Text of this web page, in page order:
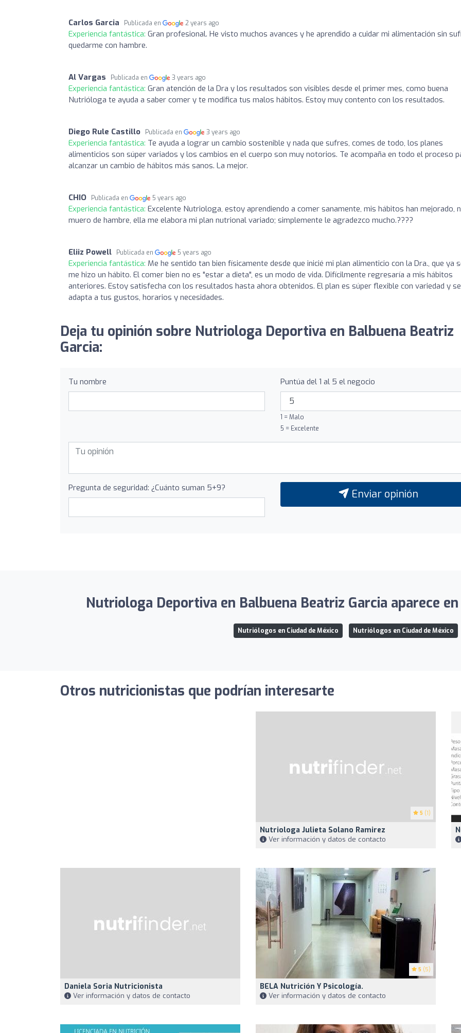
Carlos Garcia Publicada en 2 years ago
Experiencia fantástica: Gran profesional. He visto muchos avances y he aprendido a cuidar mi alimentación sin
quedarme con hambre.
Al Vargas Publicada en 3 years ago
Experiencia fantástica: Gran atención de la Dra y los resultados son visibles desde el primer mes, como buena
Nutrióloga te ayuda a saber comer y te modifica tus malos hábitos. Estoy muy contento con los resultados.
Diego Rule Castillo Publicada en 3 years ago
Experiencia fantástica: Te ayuda a lograr un cambio sostenible y nada que sufres, comes de todo, los planes
alimenticios son súper variados y los cambios en el cuerpo son muy notorios. Te acompaña en todo el proceso
alcanzar un cambio de hábitos más sanos. La mejor.
CHIO Publicada en 5 years ago
Experiencia fantástica: Excelente Nutriologa, estoy aprendiendo a comer sanamente, mis hábitos han mejorado,
muero de hambre, ella me elabora mi plan nutrional variado; simplemente le agradezco mucho.????
Eliiz Powell Publicada en 5 years ago
Experiencia fantástica: Me he sentido tan bien físicamente desde que inicié mi plan alimenticio con la Dra., que ya
me hizo un hábito. El comer bien no es "estar a dieta", es un modo de vida. Difícilmente regresaría a mis hábitos
anteriores. Estoy satisfecha con los resultados hasta ahora obtenidos. El plan es súper flexible con variedad y se
adapta a tus gustos, horarios y necesidades.
Deja tu opinión sobre Nutriologa Deportiva en Balbuena Beatriz
Garcia:
Tu nombre Puntúa del 1 al 5 el negocio
1 = Malo
5 = Excelente
Pregunta de seguridad: ¿Cuánto suman 5+9? Enviar opinión
Nutriologa Deportiva en Balbuena Beatriz Garcia aparece
Nutriólogos en Ciudad de México Nutriólogos en Ciudad de México
Otros nutricionistas que podrían interesarte
5 (1)
Nutriologa Julieta Solano Ramirez
Ver información y datos de contacto
Daniela Soria Nutricionista
Ver información y datos de contacto
5 (5)
BELA Nutrición Y Psicología.
Ver información y datos de contacto